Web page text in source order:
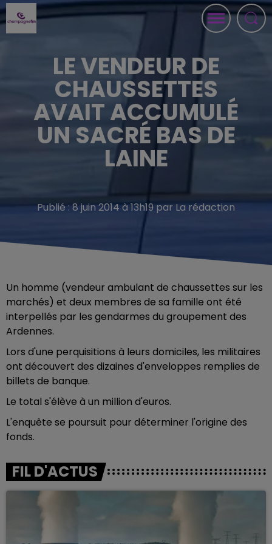
LE VENDEUR DE
CHAUSSETTES
AVAIT ACCUMULÉ
UN SACRÉ BAS DE
LAINE
Publié : 8 juin 2014 à 13h19 par La rédaction
Un homme (vendeur ambulant de chaussettes sur les
marchés) et deux membres de sa famille ont été
interpellés par les gendarmes du groupement des
Ardennes.
Lors d'une perquisitions à leurs domiciles, les militaires
ont découvert des dizaines d'enveloppes remplies de
billets de banque.
Le total s'élève à un million d'euros.
L'enquête se poursuit pour déterminer l'origine des
fonds.
FIL D'ACTUS